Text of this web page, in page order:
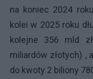
na koniec 2024
kolei w 2025 roku
kolejne 356 mld
miliardów złotych) ,
do kwoty 2 biliony